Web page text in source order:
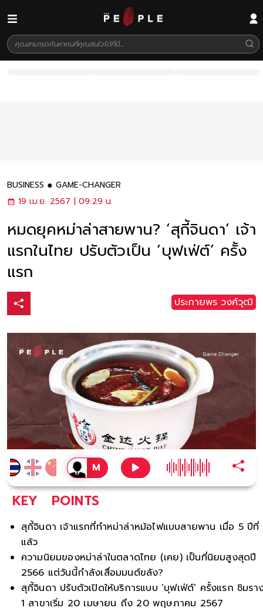
BUSINESS
GAME-CHANGER
19 เม.ย. 2567 | 09:29 น.
หมดยุคหม่าล่าสายพาน? ‘สุกี้จินดา’ เจ้า
แรกในไทย ปรับตัวเป็น ‘บุฟเฟ่ต์’ ครั้ง
แรก
ประกายพร​ วงศ์​วุฒิ​
KEY POINTS
สุกี้จินดา เจ้าแรกที่ทำหม่าล่าหม้อไฟแบบสายพาน เมื่อ 5 ปีที่
แล้ว
ความนิยมของหม่าล่าในตลาดไทย (เคย) เป็นที่นิยมสูงสุดปี
2566 แต่วันนี้กำลังเสื่อมมนต์ขลัง?
สุกี้จินดา ปรับตัวเปิดให้บริการแบบ ‘บุฟเฟ่ต์’ ครั้งแรก ชิมรา
1 สาขาเริ่ม 20 เมษายน ถึง 20 พฤษภาคม 2567